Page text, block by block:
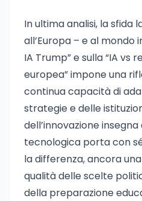
In ultima analisi, la sfida
all’Europa – e al mondo
IA Trump” e sulla “IA vs
europea” impone una
continua capacità di
strategie e delle
dell’innovazione
tecnologica porta con
la differenza, ancora
qualità delle scelte
della preparazione